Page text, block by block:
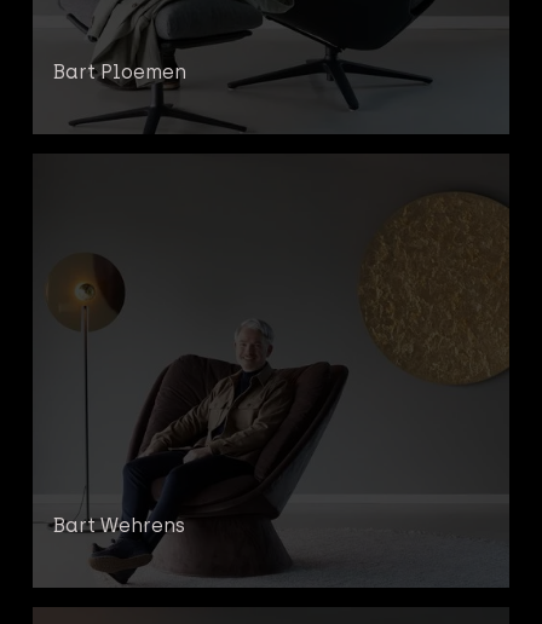
Bart Ploemen
Bart Wehrens